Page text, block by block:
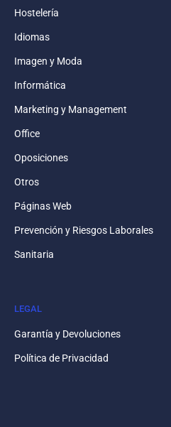
Hostelería
Idiomas
Imagen y Moda
Informática
Marketing y Management
Office
Oposiciones
Otros
Páginas Web
Prevención y Riesgos Laborales
Sanitaria
LEGAL
Garantía y Devoluciones
Política de Privacidad